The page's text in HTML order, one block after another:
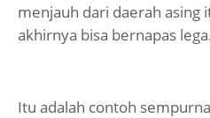
menjauh dari daerah asing
akhirnya bisa bernapas
Itu adalah contoh